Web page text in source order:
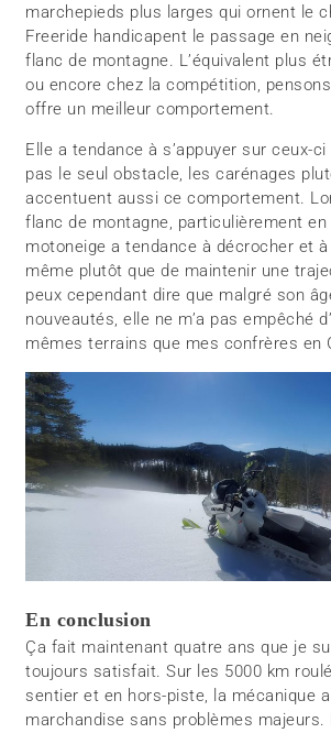
marchepieds plus larges qui ornent le
Freeride handicapent le passage en
flanc de montagne. L’équivalent plus
ou encore chez la compétition,
offre un meilleur comportement.
Elle a tendance à s’appuyer sur ceux-
pas le seul obstacle, les carénages
accentuent aussi ce comportement.
flanc de montagne, particulièrement en
motoneige a tendance à décrocher et
même plutôt que de maintenir une
peux cependant dire que malgré son
nouveautés, elle ne m’a pas empêché
mêmes terrains que mes confrères en
En conclusion
Ça fait maintenant quatre ans que je
toujours satisfait. Sur les 5000 km
sentier et en hors-piste, la mécanique
marchandise sans problèmes majeurs.